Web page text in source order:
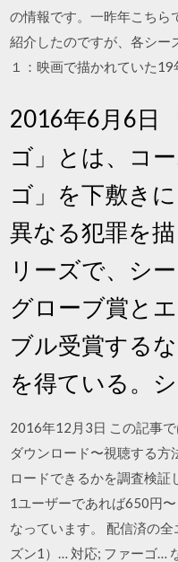
の情報です。一昨年こちら
紹介したのですが、各シー
１：映画で描かれていた19
2016年6月6日
ゴ」とは、コ
ゴ」を下敷き
異なる犯罪を
リーズで、シ
グローブ賞と
ブル受賞する
を得ている。
2016年12月3日 この記事
ダウンロード〜視聴する
ロードできるかを調査検証
1ユーザーであれば650円
なっています。 配信済の
ズン1）… 対応; ファーゴ…